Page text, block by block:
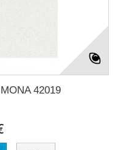
42019